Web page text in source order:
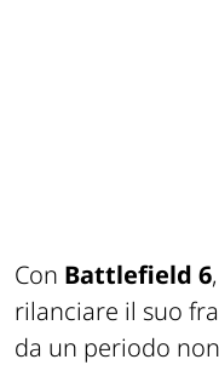
Con Battlefield 6
rilanciare il suo
da un periodo